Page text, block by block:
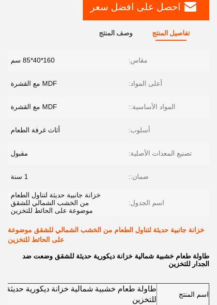
احصل على افضل سعر
تفاصيل المنتج وصف المنتج
مقاس: 160*40*85 سم
أعلى المواد: MDF مع القشرة
المواد الأساسية:: MDF مع القشرة
أسلوب: أثاث غرفة الطعام
تصنيع المعدات الأصلية: مقبول
ضمان:: 1 سنة
اسم الجدول:
خزانة جانبية حديثة لتناول الطعام
من الخشب الشمالي للشقق
موضوعة على الحائط للتخزين
خزانة جانبية حديثة لتناول الطعام من الخشب الشمالي للشقق موضوعة
على الحائط للتخزين
طاولة طعام خشبية شمالية خزانة ديكورية حديثة للشقق وضعت ضد
الجدار للتخزين
اسم المنتج
طاولة طعام خشبية شمالية خزانة ديكورية
للتخزين